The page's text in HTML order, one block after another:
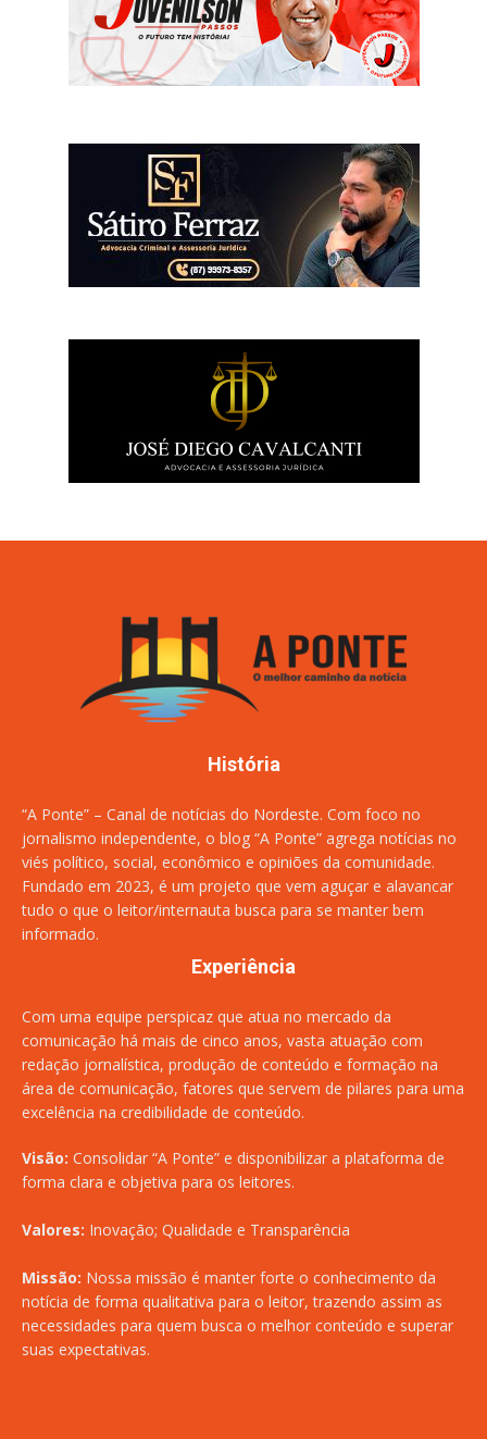
História
“A Ponte” – Canal de notícias do Nordeste. Com foco no
jornalismo independente, o blog “A Ponte” agrega notícias no
viés político, social, econômico e opiniões da comunidade.
Fundado em 2023, é um projeto que vem aguçar e alavancar
tudo o que o leitor/internauta busca para se manter bem
informado.
Experiência
Com uma equipe perspicaz que atua no mercado da
comunicação há mais de cinco anos, vasta atuação com
redação jornalística, produção de conteúdo e formação na
área de comunicação, fatores que servem de pilares para uma
excelência na credibilidade de conteúdo.
Visão: Consolidar “A Ponte” e disponibilizar a plataforma de
forma clara e objetiva para os leitores.
Valores: Inovação; Qualidade e Transparência
Missão: Nossa missão é manter forte o conhecimento da
notícia de forma qualitativa para o leitor, trazendo assim as
necessidades para quem busca o melhor conteúdo e superar
suas expectativas.